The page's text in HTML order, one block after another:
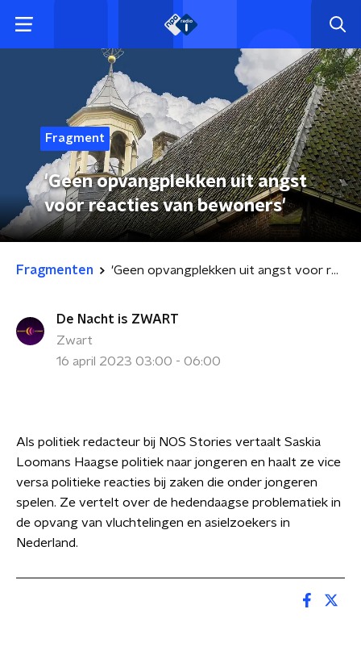
Fragment
'Geen opvangplekken uit angst
voor reacties van bewoners'
Fragmenten 'Geen opvangplekken uit angst voor reacties van bewoners'
De Nacht is ZWART
Zwart
16 april 2023 03:00 - 06:00
Als politiek redacteur bij NOS Stories vertaalt Saskia
Loomans Haagse politiek naar jongeren en haalt ze vice
versa politieke reacties bij zaken die onder jongeren
spelen. Ze vertelt over de hedendaagse problematiek in
de opvang van vluchtelingen en asielzoekers in
Nederland.